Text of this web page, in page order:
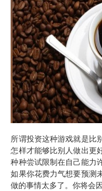
所谓投资这种游戏就是比
怎样才能够比别人做出更
种种尝试限制在自己能力
如果你花费力气想要预测
做的事情太多了。你将会